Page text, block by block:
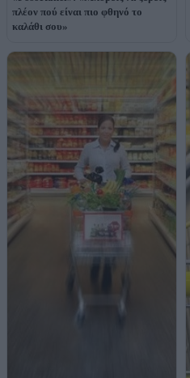
πλέον πού είναι πιο φθηνό το
καλάθι σου»